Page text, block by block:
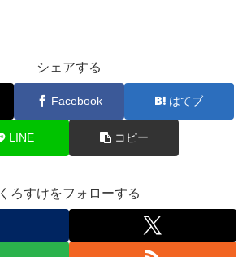
シェアする
Facebook はてブ
LINE コピー
くろすけをフォローする